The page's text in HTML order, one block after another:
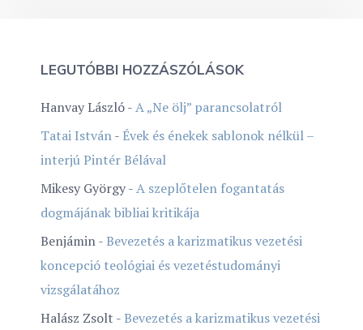
LEGUTÓBBI HOZZÁSZÓLÁSOK
Hanvay László-A „Ne ölj” parancsolatról
Tatai István- Évek és énekek sablonok nélkül –
interjú Pintér Bélával
Mikesy György-A szeplőtelen fogantatás
dogmájának bibliai kritikája
Benjámin-Bevezetés a karizmatikus vezetési
koncepció teológiai és vezetéstudományi
vizsgálatához
Halász Zsolt -Bevezetés a karizmatikus vezetési